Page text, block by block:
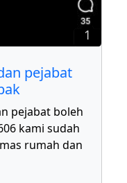
1
pejabat
pejabat boleh
kami sudah
rumah dan